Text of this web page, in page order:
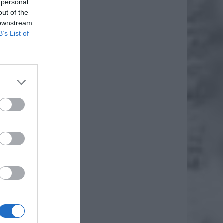
of the
List of